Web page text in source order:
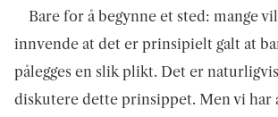
Bare for å begynne et sted: mange
innvende at det er prinsipielt galt at
pålegges en slik plikt. Det er
diskutere dette prinsippet. Men vi har